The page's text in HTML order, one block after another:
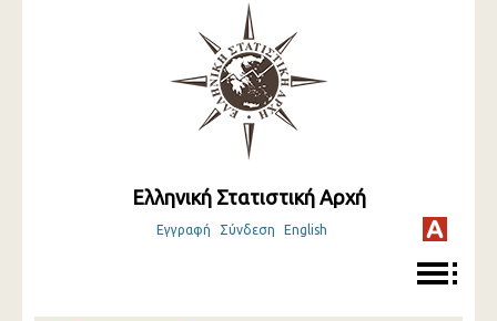
Ελληνική Στατιστική Αρχή
Εγγραφή Σύνδεση English